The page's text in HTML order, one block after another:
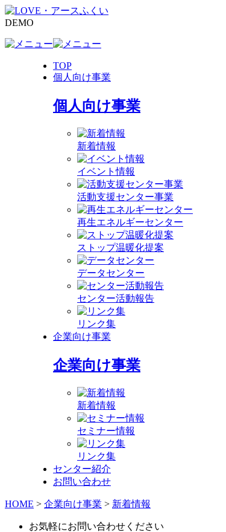
DEMO
TOP
個人向け事業
個人向け事業
新着情報
イベント情報
活動支援センター事業
再生エネルギーセンター
ストップ温暖化提案
データセンター
センター活動報告
リンク集
企業向け事業
企業向け事業
新着情報
セミナー情報
リンク集
センター紹介
お問い合わせ
HOME > 企業向け事業 > 新着情報
お気軽にお問い合わせください